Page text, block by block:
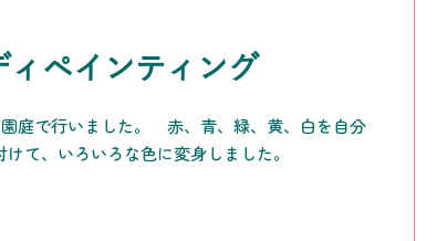
ペインティング
庭で行いました。 赤、青、緑、黄、白を自分
て、いろいろな色に変身しました。